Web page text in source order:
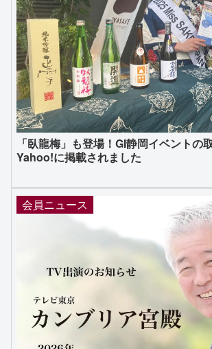
「臥龍梅」も登場！GI静岡イベントの
Yahoo!に掲載されました
会員ニュース